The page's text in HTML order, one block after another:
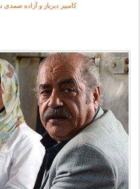
کامبیز دیرباز و آزاده